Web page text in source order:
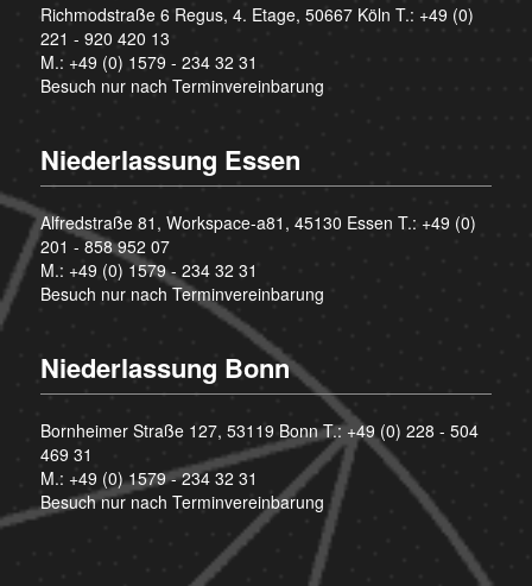
Richmodstraße 6 Regus, 4. Etage, 50667 Köln T.: +49 (0)
221 - 920 420 13
M.: +49 (0) 1579 - 234 32 31
Besuch nur nach Terminvereinbarung
Niederlassung Essen
Alfredstraße 81, Workspace-a81, 45130 Essen T.: +49 (0)
201 - 858 952 07
M.: +49 (0) 1579 - 234 32 31
Besuch nur nach Terminvereinbarung
Niederlassung Bonn
Bornheimer Straße 127, 53119 Bonn T.:+49 (0) 228 - 504
469 31
M.: +49 (0) 1579 - 234 32 31
Besuch nur nach Terminvereinbarung